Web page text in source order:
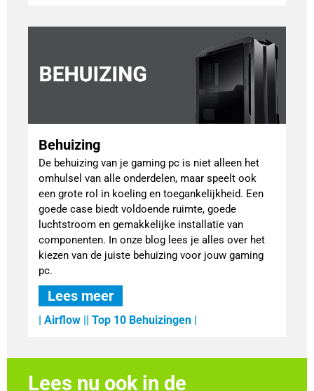
Behuizing
De behuizing van je gaming pc is niet alleen het
omhulsel van alle onderdelen, maar speelt ook
een grote rol in koeling en toegankelijkheid. Een
goede case biedt voldoende ruimte, goede
luchtstroom en gemakkelijke installatie van
componenten. In onze blog lees je alles over het
kiezen van de juiste behuizing voor jouw gaming
pc.
Lees meer
| Airflow | | Top 10 Behuizingen |
Lees nu ook in de